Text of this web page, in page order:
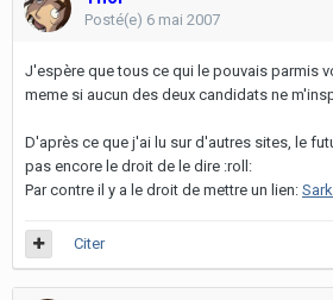
Posté(e) 6 mai 2007
J'espère que tous ce qui le pouvais parmis
meme si aucun des deux candidats ne
D'après ce que j'ai lu sur d'autres sites, le
pas encore le droit de le dire :roll:
Par contre il y a le droit de mettre un lien:
Citer